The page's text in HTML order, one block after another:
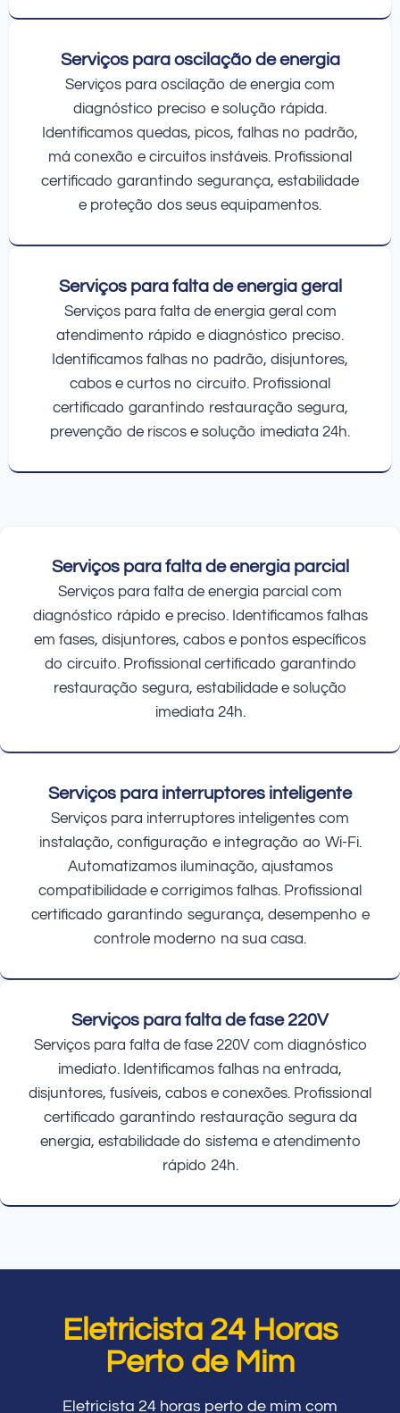
Serviços para oscilação de energia
Serviços para oscilação de energia com
diagnóstico preciso e solução rápida.
Identificamos quedas, picos, falhas no padrão,
má conexão e circuitos instáveis. Profissional
certificado garantindo segurança, estabilidade
e proteção dos seus equipamentos.
Serviços para falta de energia geral
Serviços para falta de energia geral com
atendimento rápido e diagnóstico preciso.
Identificamos falhas no padrão, disjuntores,
cabos e curtos no circuito. Profissional
certificado garantindo restauração segura,
prevenção de riscos e solução imediata 24h.
Serviços para falta de energia parcial
Serviços para falta de energia parcial com
diagnóstico rápido e preciso. Identificamos falhas
em fases, disjuntores, cabos e pontos específicos
do circuito. Profissional certificado garantindo
restauração segura, estabilidade e solução
imediata 24h.
Serviços para interruptores inteligente
Serviços para interruptores inteligentes com
instalação, configuração e integração ao Wi-Fi.
Automatizamos iluminação, ajustamos
compatibilidade e corrigimos falhas. Profissional
certificado garantindo segurança, desempenho e
controle moderno na sua casa.
Serviços para falta de fase 220V
Serviços para falta de fase 220V com diagnóstico
imediato. Identificamos falhas na entrada,
disjuntores, fusíveis, cabos e conexões. Profissional
certificado garantindo restauração segura da
energia, estabilidade do sistema e atendimento
rápido 24h.
Eletricista 24 Horas
Perto de Mim
Eletricista 24 horas perto de mim com